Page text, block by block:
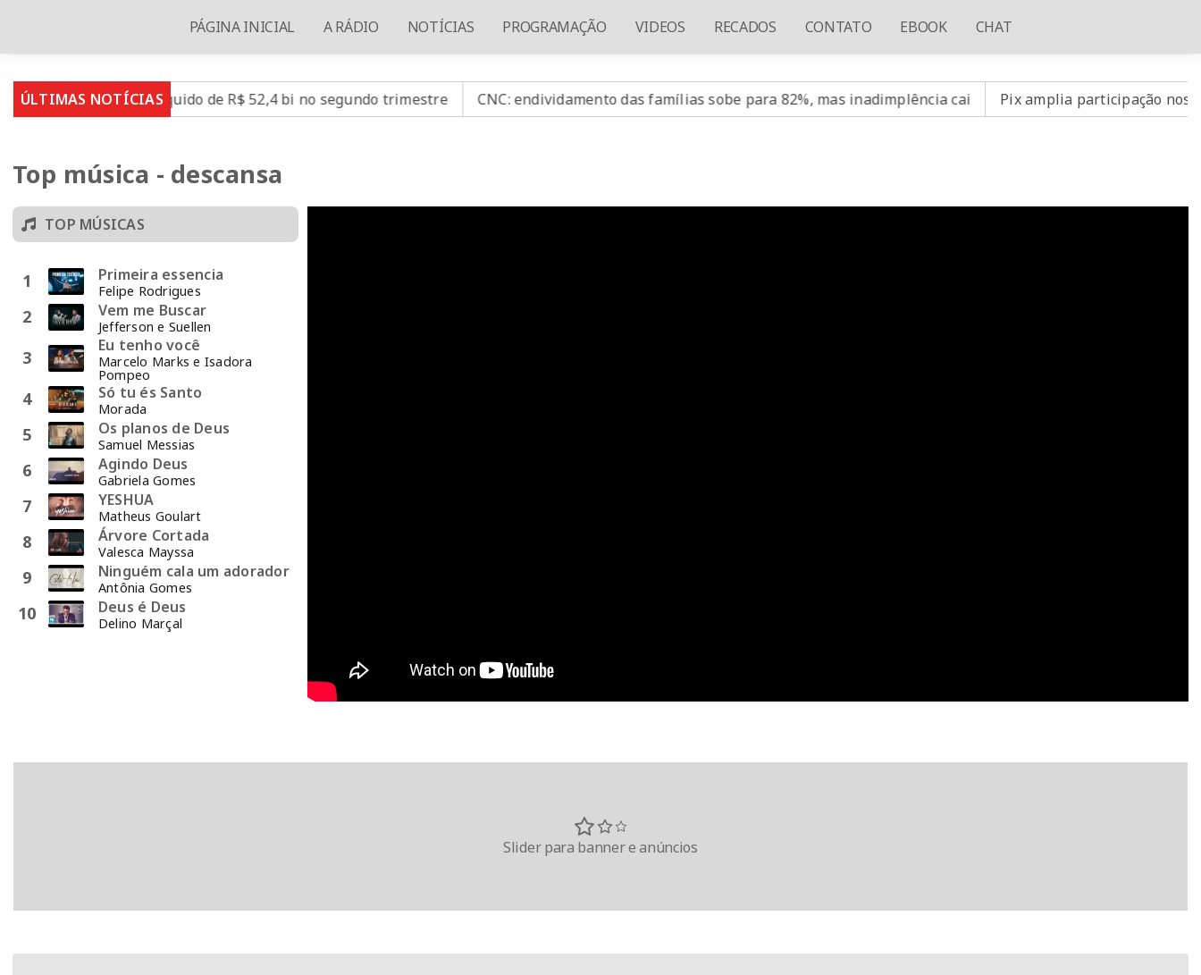
PÁGINA INICIAL A RÁDIO NOTÍCIAS PROGRAMAÇÃO VIDEOS RECADOS CONTATO EBOOK CHAT
ÚLTIMAS NOTÍCIAS
tem lucro líquido de R$ 52,4 bi no segundo trimestre CNC: endividamento das famílias sobe para 82%, mas inadimplência cai Pix amplia participação nos
Top música - descansa
TOP MÚSICAS
1 Primeira essencia
Felipe Rodrigues
2 Vem me Buscar
Jefferson e Suellen
3
Eu tenho você
Marcelo Marks e Isadora
Pompeo
4 Só tu és Santo
Morada
5 Os planos de Deus
Samuel Messias
6 Agindo Deus
Gabriela Gomes
7 YESHUA
Matheus Goulart
8 Árvore Cortada
Valesca Mayssa
9 Ninguém cala um adorador
Antônia Gomes
10 Deus é Deus
Delino Marçal
Slider para banner e anúncios